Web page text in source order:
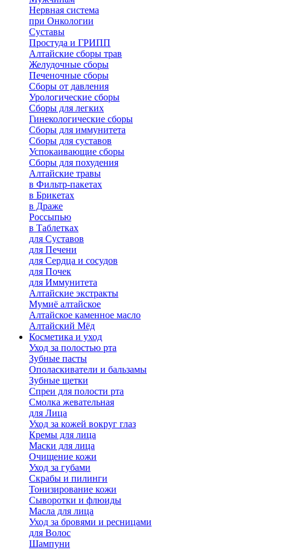
Нервная система
при Онкологии
Суставы
Простуда и ГРИПП
Алтайские сборы трав
Желудочные сборы
Печеночные сборы
Сборы от давления
Урологические сборы
Сборы для легких
Гинекологические сборы
Сборы для иммунитета
Сборы для суставов
Успокаивающие сборы
Сборы для похудения
Алтайские травы
в Фильтр-пакетах
в Брикетах
в Драже
Россыпью
в Таблетках
для Cуставов
для Печени
для Сердца и сосудов
для Почек
для Иммунитета
Алтайские экстракты
Мумиё алтайское
Алтайское каменное масло
Алтайский Мёд
Косметика и уход
Уход за полостью рта
Зубные пасты
Ополаскиватели и бальзамы
Зубные щетки
Спреи для полости рта
Смолка жевательная
для Лица
Уход за кожей вокруг глаз
Кремы для лица
Маски для лица
Очищение кожи
Уход за губами
Скрабы и пилинги
Тонизирование кожи
Сыворотки и флюиды
Масла для лица
Уход за бровями и ресницами
для Волос
Шампуни